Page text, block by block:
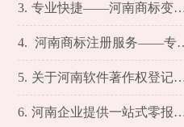
3. 专业快捷——河南商标变更代办事宜全面解析
4. 河南商标注册服务——专业高效，助力您的品牌腾飞
5. 关于河南软件著作权登记代办的全方位解析
6. 河南企业提供一站式零报税服务